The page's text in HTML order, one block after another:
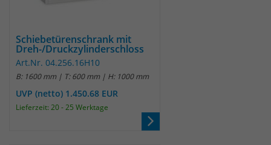
Schiebetürenschrank mit
Dreh-/Druckzylinderschloss
Art.Nr. 04.256.16H10
B: 1600 mm | T: 600 mm | H: 1000 mm
UVP (netto) 1.450.68 EUR
Lieferzeit: 20 - 25 Werktage
unzugänglich.
Name _pk_ref
Anbieter Matomo